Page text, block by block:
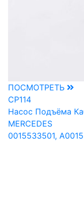
ПОСМОТРЕТЬ
CP114
Насос Подъёма
MERCEDES
0015533501,